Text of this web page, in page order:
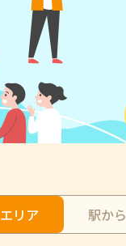
エリア 駅から